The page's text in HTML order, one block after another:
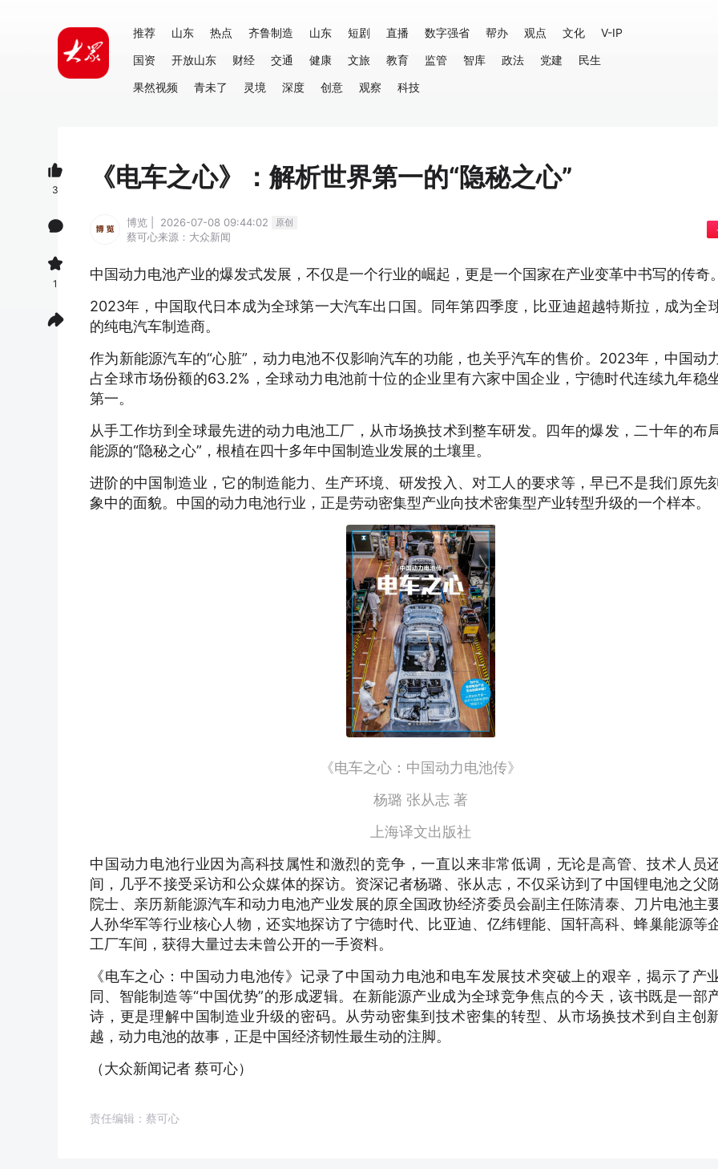
推荐 山东 热点 齐鲁制造 山东 短剧 直播 数字强省 帮办 观点 文化
V-IP
国资
开放山东 财经 交通 健康 文旅 教育 监管 智库 政法 党建
民生
果然视频
青未了 灵境 深度 创意 观察 科技
《电车之心》：解析世界第一的“隐秘之心”
博览 | 2026-07-08 09:44:02 原创
蔡可心来源：大众新闻
中国动力电池产业的爆发式发展，不仅是一个行业的崛起，更是一个国家在产业变革中书写的传奇
2023年，中国取代日本成为全球第一大汽车出口国。同年第四季度，比亚迪超越特斯拉，成为全
的纯电汽车制造商。
作为新能源汽车的“心脏”，动力电池不仅影响汽车的功能，也关乎汽车的售价。2023年，中国动
占全球市场份额的63.2%，全球动力电池前十位的企业里有六家中国企业，宁德时代连续九年稳
第一。
从手工作坊到全球最先进的动力电池工厂，从市场换技术到整车研发。四年的爆发，二十年的布
能源的“隐秘之心”，根植在四十多年中国制造业发展的土壤里。
进阶的中国制造业，它的制造能力、生产环境、研发投入、对工人的要求等，早已不是我们原先
象中的面貌。中国的动力电池行业，正是劳动密集型产业向技术密集型产业转型升级的一个样本。
《电车之心：中国动力电池传》
杨璐 张从志 著
上海译文出版社
中国动力电池行业因为高科技属性和激烈的竞争，一直以来非常低调，无论是高管、技术人员
间，几乎不接受采访和公众媒体的探访。资深记者杨璐、张从志，不仅采访到了中国锂电池之父
院士、亲历新能源汽车和动力电池产业发展的原全国政协经济委员会副主任陈清泰、刀片电池主
人孙华军等行业核心人物，还实地探访了宁德时代、比亚迪、亿纬锂能、国轩高科、蜂巢能源等
工厂车间，获得大量过去未曾公开的一手资料。
《电车之心：中国动力电池传》记录了中国动力电池和电车发展技术突破上的艰辛，揭示了产
同、智能制造等“中国优势”的形成逻辑。在新能源产业成为全球竞争焦点的今天，该书既是一部
诗，更是理解中国制造业升级的密码。从劳动密集到技术密集的转型、从市场换技术到自主创
越，动力电池的故事，正是中国经济韧性最生动的注脚。
（大众新闻记者 蔡可心）
责任编辑：蔡可心
3
1